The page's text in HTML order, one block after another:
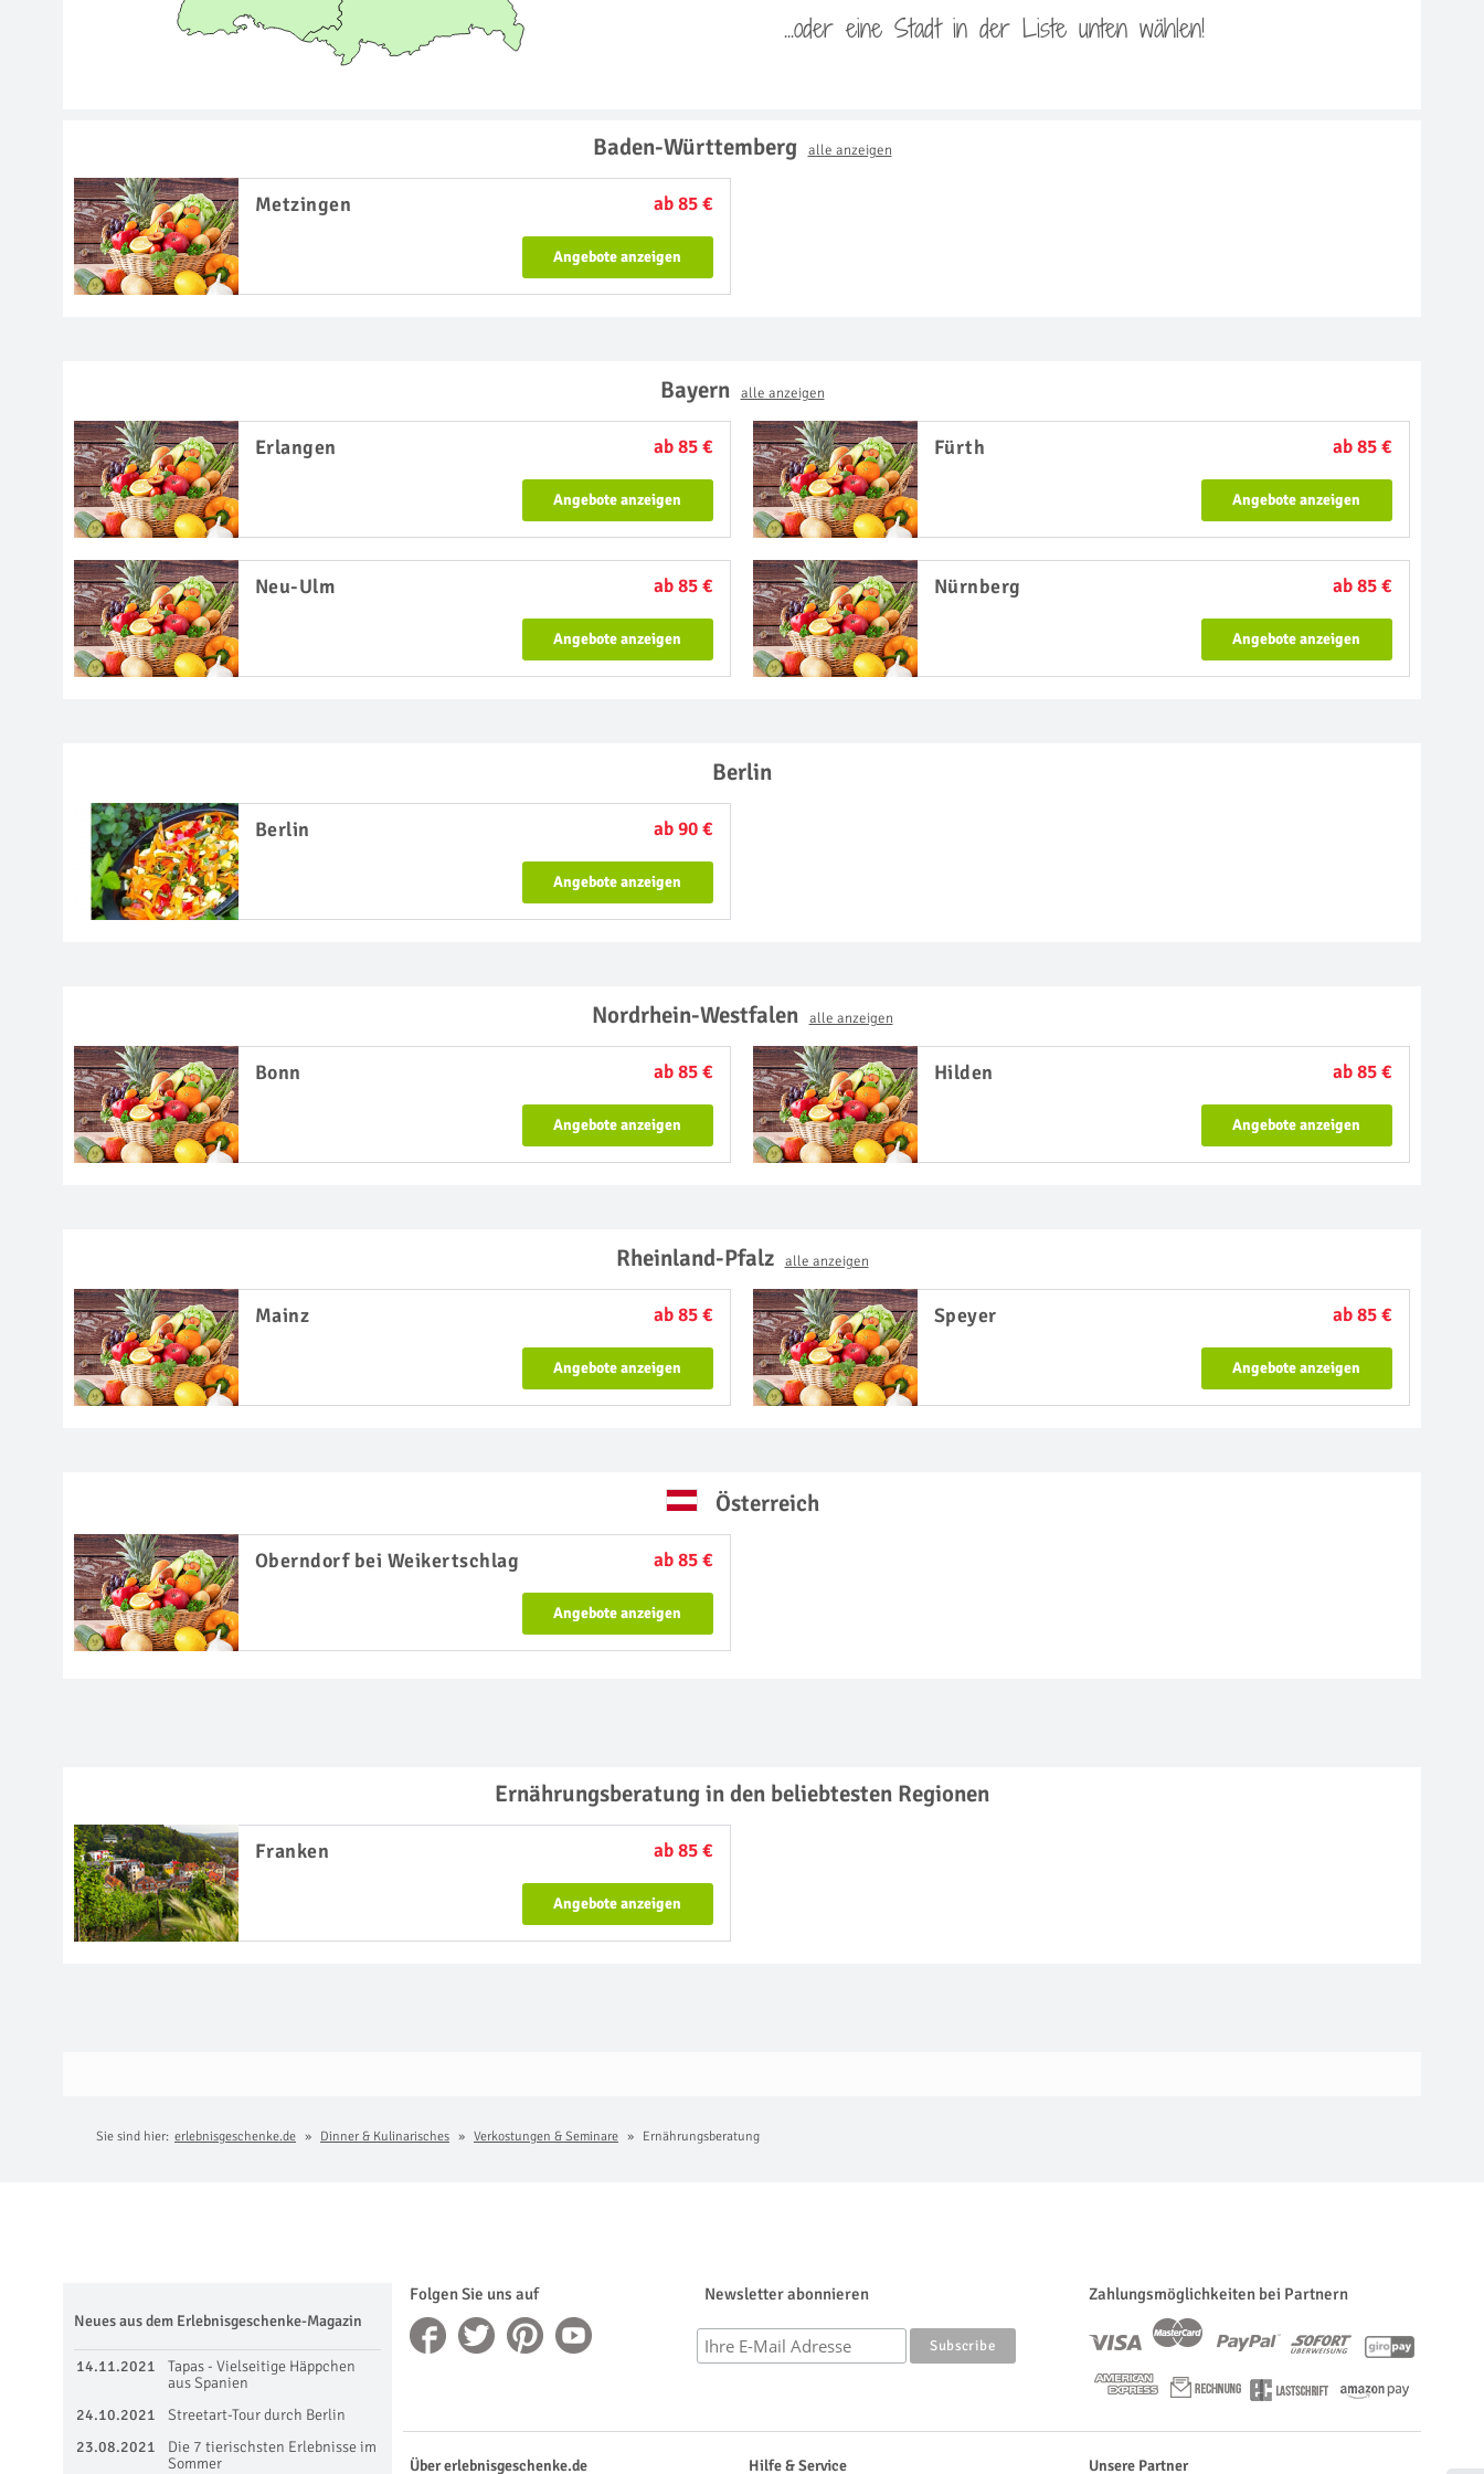
...oder eine Stadt in der Liste unten wählen!
Baden-Württemberg alle anzeigen
Metzingen ab 85 €
Angebote anzeigen
Bayern alle anzeigen
Erlangen ab 85 €
Angebote anzeigen
Fürth ab 85 €
Angebote anzeigen
Neu-Ulm ab 85 €
Angebote anzeigen
Nürnberg ab 85 €
Angebote anzeigen
Berlin
Berlin ab 90 €
Angebote anzeigen
Nordrhein-Westfalen alle anzeigen
Bonn ab 85 €
Angebote anzeigen
Hilden ab 85 €
Angebote anzeigen
Rheinland-Pfalz alle anzeigen
Mainz ab 85 €
Angebote anzeigen
Speyer ab 85 €
Angebote anzeigen
Österreich
Oberndorf bei Weikertschlag ab 85 €
Angebote anzeigen
Ernährungsberatung in den beliebtesten Regionen
Franken ab 85 €
Angebote anzeigen
Sie sind hier: erlebnisgeschenke.de Dinner & Kulinarisches Verkostungen & Seminare Ernährungsberatung
Folgen Sie uns auf Newsletter abonnieren Zahlungsmöglichkeiten bei Partnern
Neues aus dem Erlebnisgeschenke-Magazin
14.11.2021
Tapas - Vielseitige Häppchen
aus Spanien
24.10.2021
Streetart-Tour durch Berlin
23.08.2021
Die 7 tierischsten Erlebnisse im
Sommer
Über erlebnisgeschenke.de Hilfe & Service Unsere Partner